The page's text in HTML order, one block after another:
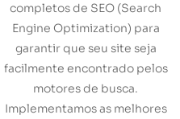
completos de SEO (Search
Engine Optimization) para
garantir que seu site seja
facilmente encontrado pelos
motores de busca.
Implementamos as melhores